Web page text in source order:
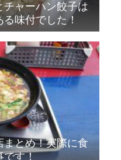
チャーハン餃子は
味付でした！
まとめ！実際に食
です！